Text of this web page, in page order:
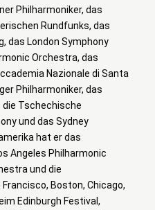
Philharmoniker, das
Rundfunks, das
das London Symphony
Orchestra, das
Nazionale di Santa
Philharmoniker, das
die Tschechische
und das Sydney
hat er das
Angeles Philharmonic
und die
Boston, Chicago,
Edinburgh Festival,